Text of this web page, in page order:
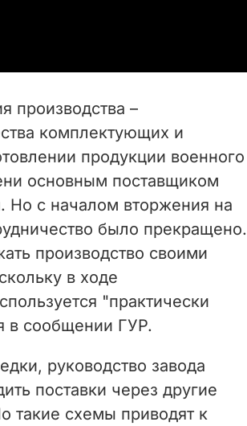
производства –
комплектующих и
продукции военного
основным поставщиком
Но с началом вторжения на
было прекращено.
производство своими
в ходе
"практически
в сообщении ГУР.
руководство завода
поставки через другие
такие схемы приводят к